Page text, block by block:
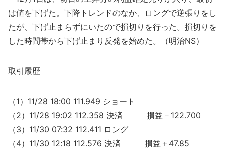
は値を下げた。下降トレンドのなか、ロングで逆張りをし
たが、下げ止まらずにいたので損切りを行った。損切りを
した時間帯から下げ止まり反発を始めた。（明治NS）
取引履歴
（1）11/28 18:00 111.949 ショート
（2）11/28 19:02 112.358 決済 損益－122.700
（3）11/30 07:32 112.411 ロング
（4）11/30 12:18 112.576 決済 損益＋47.85